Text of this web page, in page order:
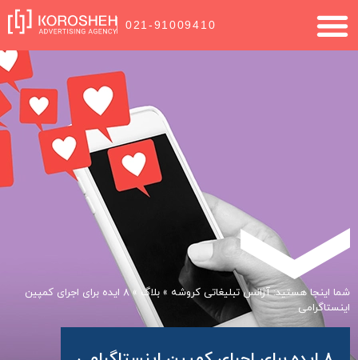
021-91009410
شما اینجا هستید: آژانس تبلیغاتی کروشه » بلاگ »
۸ ایده برای اجرای کمپین
اینستاگرامی